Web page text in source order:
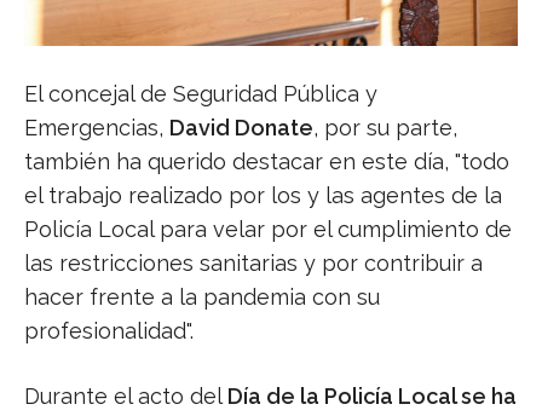
El concejal de Seguridad Pública y
Emergencias, David Donate, por su parte,
también ha querido destacar en este día, "todo
el trabajo realizado por los y las agentes de la
Policía Local para velar por el cumplimiento de
las restricciones sanitarias y por contribuir a
hacer frente a la pandemia con su
profesionalidad".
Durante el acto del Día de la Policía Local se ha